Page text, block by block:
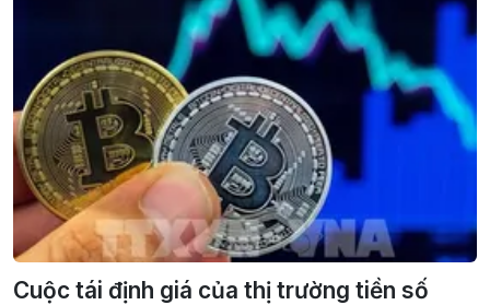
Cuộc tái định giá của thị trường tiền số